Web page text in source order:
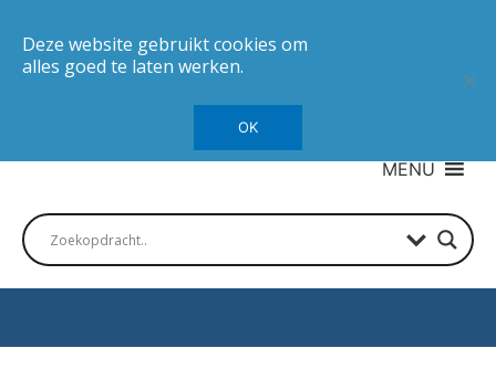
MENU
Deze website gebruikt cookies om
alles goed te laten werken.
OK